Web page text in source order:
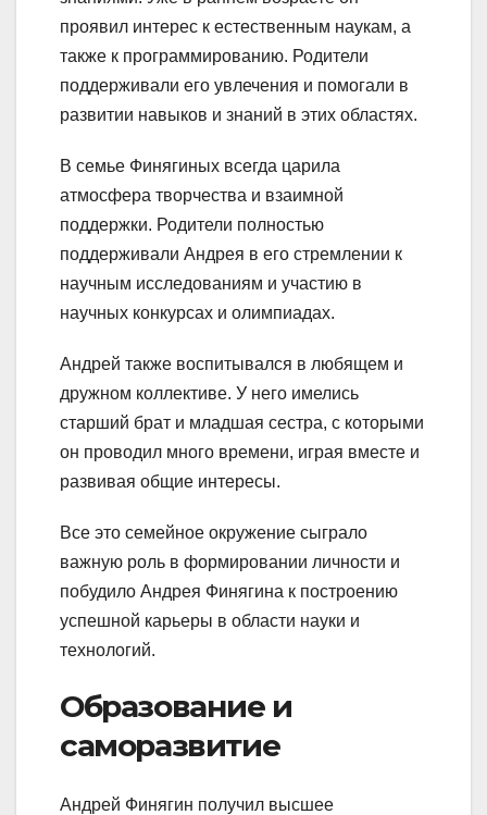
проявил интерес к естественным наукам, а
также к программированию. Родители
поддерживали его увлечения и помогали в
развитии навыков и знаний в этих областях.
В семье Финягиных всегда царила
атмосфера творчества и взаимной
поддержки. Родители полностью
поддерживали Андрея в его стремлении к
научным исследованиям и участию в
научных конкурсах и олимпиадах.
Андрей также воспитывался в любящем и
дружном коллективе. У него имелись
старший брат и младшая сестра, с которыми
он проводил много времени, играя вместе и
развивая общие интересы.
Все это семейное окружение сыграло
важную роль в формировании личности и
побудило Андрея Финягина к построению
успешной карьеры в области науки и
технологий.
Образование и
саморазвитие
Андрей Финягин получил высшее